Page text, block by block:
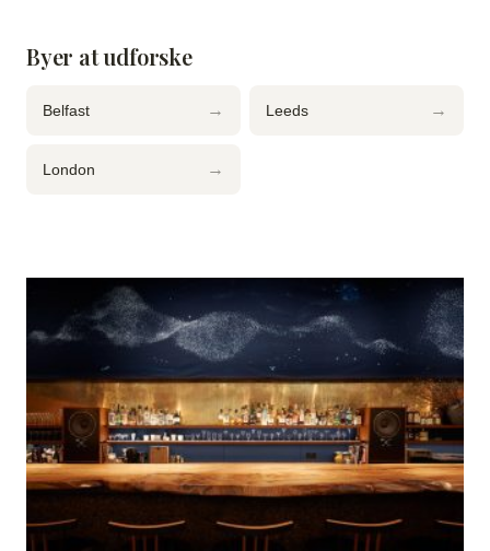
Byer at udforske
Belfast → Leeds →
London →